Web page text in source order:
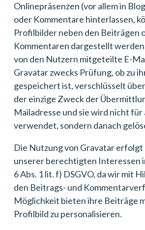
Onlinepräsenzen (vor allem in
oder Kommentare hinterlassen,
Profilbilder neben den Beiträgen
Kommentaren dargestellt
von den Nutzern mitgeteilte E-
Gravatar zwecks Prüfung, ob zu
gespeichert ist, verschlüsselt
der einzige Zweck der
Mailadresse und sie wird nicht
verwendet, sondern danach
Die Nutzung von Gravatar erfolgt
unserer berechtigten Interessen
6 Abs. 1 lit. f) DSGVO, da wir mit
den Beitrags- und
Möglichkeit bieten ihre Beiträge
Profilbild zu personalisieren.